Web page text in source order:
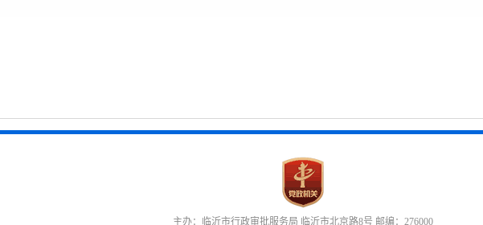
主办：临沂市行政审批服务局 临沂市北京路8号 邮编：276000